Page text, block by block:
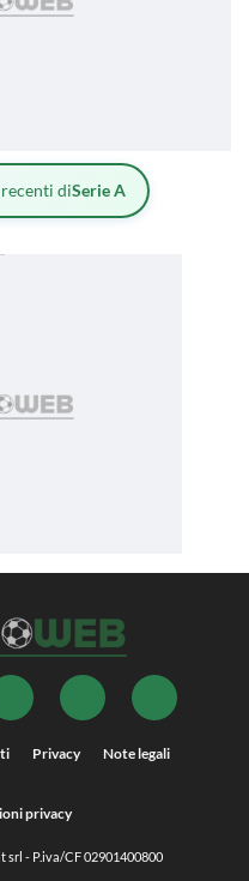
diSerie A
Privacy Note legali
privacy
srl - P.iva/CF 02901400800